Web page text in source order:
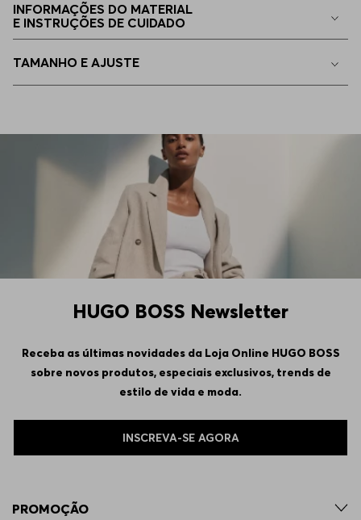
EEGG Indisponível
INFORMAÇÕES DO MATERIAL
E INSTRUÇÕES DE CUIDADO
TAMANHO E AJUSTE
HUGO BOSS Newsletter
Receba as últimas novidades da Loja Online HUGO BOSS
sobre novos produtos, especiais exclusivos, trends de
estilo de vida e moda.
INSCREVA-SE AGORA
PROMOÇÃO